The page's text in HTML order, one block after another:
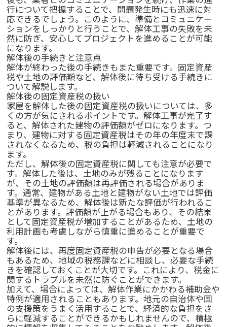
行について把握することで、問題発生時にも迅速に対
応できるでしょう。このように、準備とコミュニケー
ションをしっかりと行うことで、解体工事の失敗を未
然に防ぎ、安心してプロジェクトを進めることが可能
になります。
解体後の手続きと注意点
解体が終わった後の手続きもまた重要です。固定資産
税や土地の評価額など、解体後に待ち受ける手続きに
ついて解説します。
解体後の固定資産税の扱い
家屋を解体した後の固定資産税の扱いについては、多
くの方が気にされるポイントです。解体工事が完了す
ると、解体された建物の評価額がゼロになります。つ
まり、建物に対する固定資産税はその年の年度末で課
されなくなるため、税の負担は軽減されることになり
ます。
ただし、解体後の固定資産税に関しても注意が必要で
す。解体した後は、土地のみが残ることになります
が、その土地の評価額は再評価される場合がありま
す。通常、建物がある土地と建物がない土地では評価
基準が異なるため、解体後は新たな評価が行われるこ
とがあります。評価額が上がる場合もあり、その結果
として固定資産税が増加することがあるため、土地の
利用計画も考慮しながら慎重に進めることが重要で
す。
解体後には、再度固定資産税の申告が必要となる場合
もあるため、地域の税務課などに相談し、必要な手続
きを確認しておくことが大切です。これにより、税金に
関するトラブルを未然に防ぐことができます。
加えて、場合によっては、解体作業にかかわる補助金や
特例が適用されることもあります。地元の自治体や国
の支援策をうまく活用することで、経済的な負担をさ
らに軽減することができるかもしれませんので、積極